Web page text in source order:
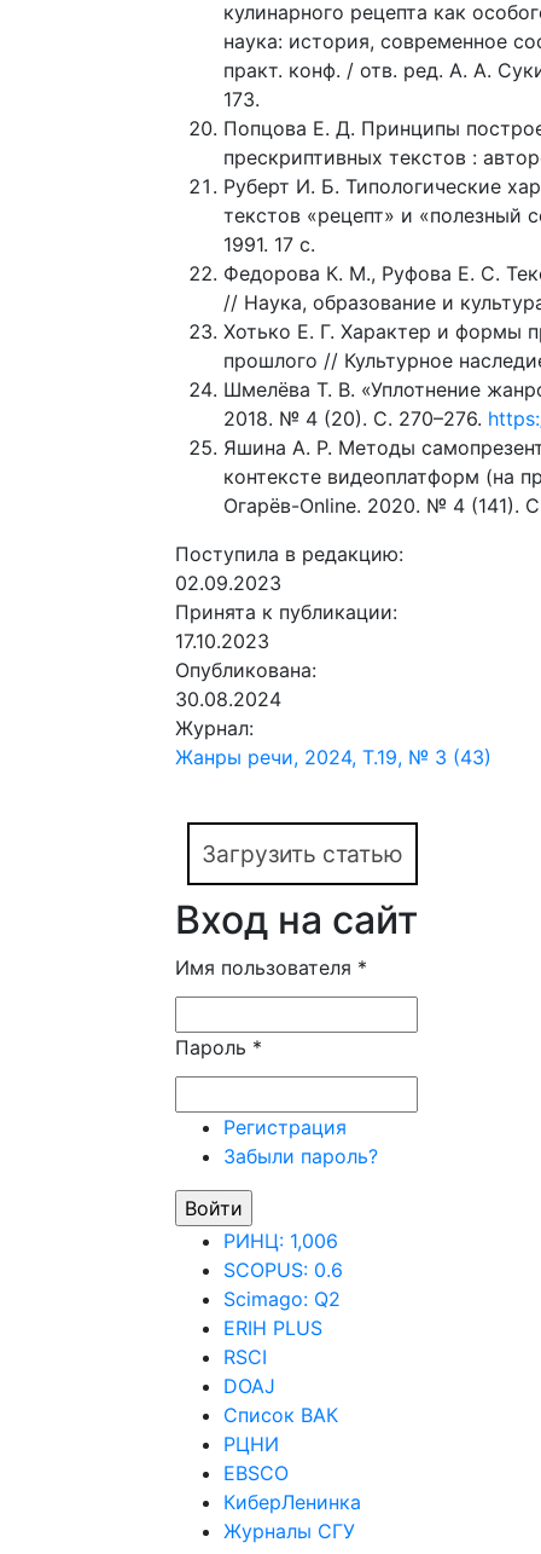
кулинарного рецепта как
наука: история, современное
практ. конф. / отв. ред. А. А.
173.
Попцова Е. Д. Принципы
прескриптивных текстов :
Руберт И. Б. Типологические
текстов «рецепт» и «полезный
1991. 17 с.
Федорова К. М., Руфова Е. С.
// Наука, образование и
Хотько Е. Г. Характер и формы
прошлого // Культурное
Шмелёва Т. В. «Уплотнение
2018. № 4 (20). С. 270–276.
Яшина А. Р. Методы
контексте видеоплатформ (на
Огарёв-Online. 2020. № 4 (141).
Поступила в редакцию:
02.09.2023
Принята к публикации:
17.10.2023
Опубликована:
30.08.2024
Журнал:
Жанры речи, 2024, Т.19, № 3 (43)
Загрузить статью
Вход на сайт
Имя пользователя *
Пароль *
Регистрация
Забыли пароль?
РИНЦ: 1,006
SCOPUS: 0.6
Scimago: Q2
ERIH PLUS
RSCI
DOAJ
Список ВАК
РЦНИ
EBSCO
КиберЛенинка
Журналы СГУ